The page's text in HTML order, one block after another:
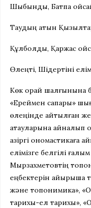
Шыбынды, Батпақ
Таудың атын
Құлболды, Қаржас
Өлеңті, Шідертіні
Көк орай шалғынына
«Ереймен сапары»
өлеңінде айтылған
атауларына айналып
қазіргі ономастикаға
елімізге белгілі
Мырзахметовтің
еңбектерін айырықша
және топонимика»,
тарихы-ел тарихы»,